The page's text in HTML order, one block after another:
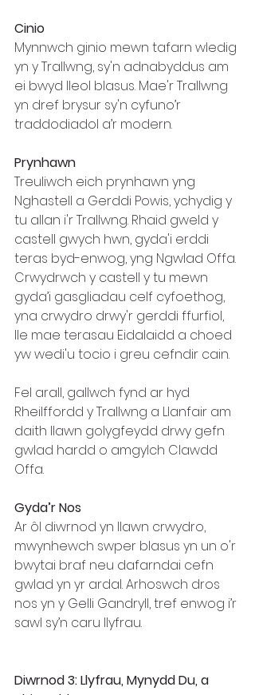
Cinio
Mynnwch ginio mewn tafarn wledig
yn y Trallwng, sy'n adnabyddus am
ei bwyd lleol blasus. Mae'r Trallwng
yn dref brysur sy'n cyfuno’r
traddodiadol a’r modern.
Prynhawn
Treuliwch eich prynhawn yng
Nghastell a Gerddi Powis, ychydig y
tu allan i'r Trallwng. Rhaid gweld y
castell gwych hwn, gyda'i erddi
teras byd-enwog, yng Ngwlad Offa.
Crwydrwch y castell y tu mewn
gyda’i gasgliadau celf cyfoethog,
yna crwydro drwy'r gerddi ffurfiol,
lle mae terasau Eidalaidd a choed
yw wedi'u tocio i greu cefndir cain.
Fel arall, gallwch fynd ar hyd
Rheilffordd y Trallwng a Llanfair am
daith llawn golygfeydd drwy gefn
gwlad hardd o amgylch Clawdd
Offa.
Gyda’r Nos
Ar ôl diwrnod yn llawn crwydro,
mwynhewch swper blasus yn un o'r
bwytai braf neu dafarndai cefn
gwlad yn yr ardal. Arhoswch dros
nos yn y Gelli Gandryll, tref enwog i’r
sawl sy’n caru llyfrau.
Diwrnod 3: Llyfrau, Mynydd Du, a